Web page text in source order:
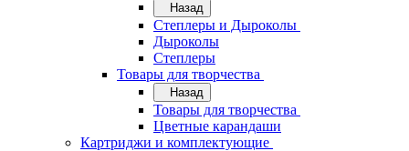
Назад
Степлеры и Дыроколы
Дыроколы
Степлеры
Товары для творчества
Назад
Товары для творчества
Цветные карандаши
Картриджи и комплектующие